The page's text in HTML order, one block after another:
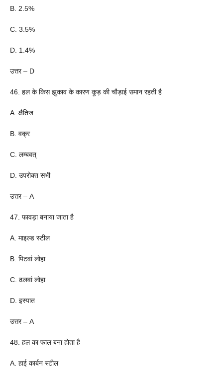
B. 2.5%
C. 3.5%
D. 1.4%
उत्तर – D
46. हल के किस झुकाव के कारण कूड़ की चौड़ाई समान रहती है
A. क्षैतिज
B. वक्र
C. लम्बवत्
D. उपरोक्त सभी
उत्तर – A
47. फावड़ा बनाया जाता है
A. माइल्ड स्टील
B. पिटवां लोहा
C. ढलवां लोहा
D. इस्पात
उत्तर – A
48. हल का फाल बना होता है
A. हाई कार्बन स्टील